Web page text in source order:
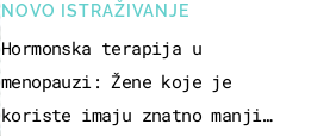
NOVO ISTRAŽIVANJE
Hormonska terapija u
menopauzi: Žene koje je
koriste imaju znatno manji